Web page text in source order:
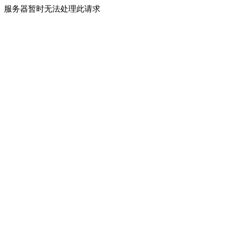
服务器暂时无法处理此请求